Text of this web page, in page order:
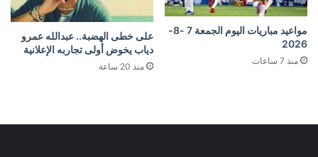
مواعيد مباريات اليوم الجمعة 7 -8-
2026
منذ 7 ساعات
على خطى الهضبة.. عبدالله عمرو
دياب يخوض أولى تجاربه الإعلانية
منذ 20 ساعة